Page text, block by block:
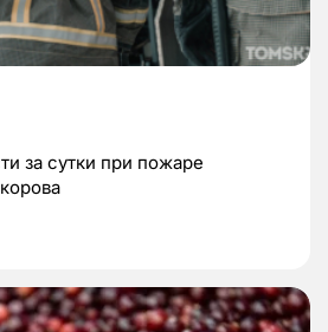
за сутки при пожаре